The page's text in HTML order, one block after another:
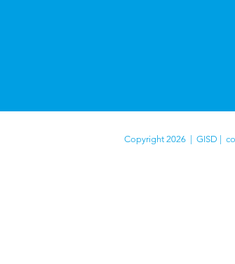
Copyright 2026 | GISD |